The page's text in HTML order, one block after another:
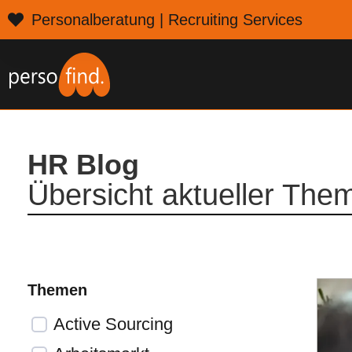
Personalberatung | Recruiting Services
HR Blog
Übersicht aktueller
Themen
Active Sourcing